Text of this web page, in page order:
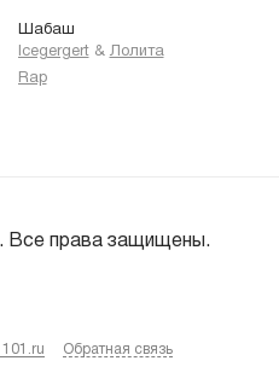
Шабаш
Icegergert & Лолита
Rap
права защищены.
Обратная связь